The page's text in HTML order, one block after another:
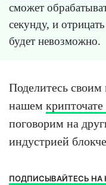
сможет
секунду, и
будет невозможно.
Поделитесь своим
нашем
поговорим на
индустрией
ПОДПИСЫВАЙТЕСЬ НА